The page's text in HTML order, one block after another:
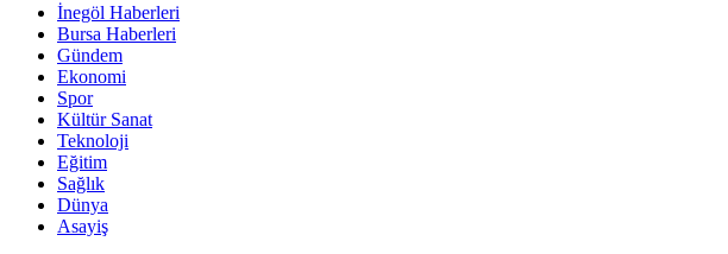
İnegöl Haberleri
Bursa Haberleri
Gündem
Ekonomi
Spor
Kültür Sanat
Teknoloji
Eğitim
Sağlık
Dünya
Asayiş